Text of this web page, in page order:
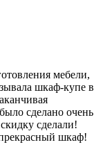
мебели,
шкаф-купе в
сделано очень
сделали!
шкаф!